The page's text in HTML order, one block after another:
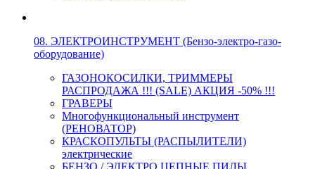
08. ЭЛЕКТРОИНСТРУМЕНТ (Бензо-электро-газо-
оборудование)
ГАЗОНОКОСИЛКИ, ТРИММЕРЫ
РАСПРОДАЖА !!! (SALE) АКЦИЯ -50% !!!
ГРАВЕРЫ
Многофункциональный инструмент
(РЕНОВАТОР)
КРАСКОПУЛЬТЫ (РАСПЫЛИТЕЛИ)
электрические
БЕНЗО / ЭЛЕКТРО ЦЕПНЫЕ ПИЛЫ